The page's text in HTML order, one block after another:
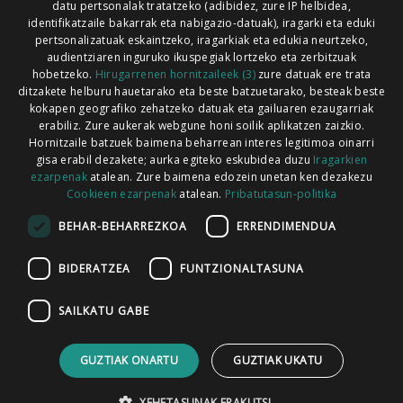
Xorroxin irratia | Lesaka | T. 948638288
Codesyntaxek garatua
HARREMANETARAKO
datu pertsonalak tratatzeko (adibidez, zure IP helbidea,
identifikatzaile bakarrak eta nabigazio-datuak), iragarki eta eduki
pertsonalizatuak eskaintzeko, iragarkiak eta edukia neurtzeko,
audientziaren inguruko ikuspegiak lortzeko eta zerbitzuak
hobetzeko. Hirugarrenen hornitzaileek (3)zure datuak ere trata
ditzakete helburu hauetarako eta beste batzuetarako, besteak beste
kokapen geografiko zehatzeko datuak eta gailuaren ezaugarriak
erabiliz. Zure aukerak webgune honi soilik aplikatzen zaizkio.
Hornitzaile batzuek baimena beharrean interes legitimoa oinarri
gisa erabil dezakete; aurka egiteko eskubidea duzu Iragarkien
ezarpenakatalean. Zure baimena edozein unetan ken dezakezu
Cookieen ezarpenak atalean. Pribatutasun-politika
BEHAR-BEHARREZKOA ERRENDIMENDUA
BIDERATZEA FUNTZIONALTASUNA
SAILKATU GABE
GUZTIAK ONARTU GUZTIAK UKATU